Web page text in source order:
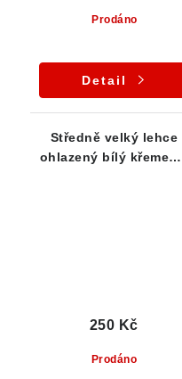
Prodáno
Detail
Středně velký lehce
ohlazený bílý křemen z
Prodáno
250 Kč